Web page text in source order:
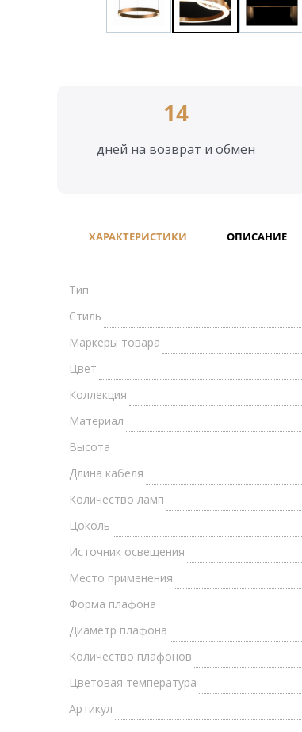
14
дней на возврат и обмен
ХАРАКТЕРИСТИКИ ОПИСАНИЕ
Тип
Стиль
Маркеры товара
Цвет
Коллекция
Материал
Высота
Длина кабеля
Количество ламп
Цоколь
Источник освещения
Место применения
Форма плафона
Диаметр плафона
Количество плафонов
Цветовая температура
Артикул